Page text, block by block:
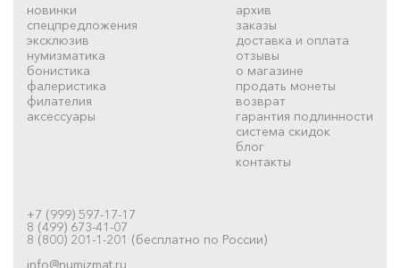
новинки
спецпредложения
эксклюзив
нумизматика
бонистика
фалеристика
филателия
аксессуары
архив
заказы
доставка и оплата
отзывы
о магазине
продать монеты
возврат
гарантия подлинности
система скидок
блог
контакты
+7 (999) 597-17-17
8 (499) 673-41-07
8 (800) 201-1-201 (бесплатно по России)
info@numizmat.ru